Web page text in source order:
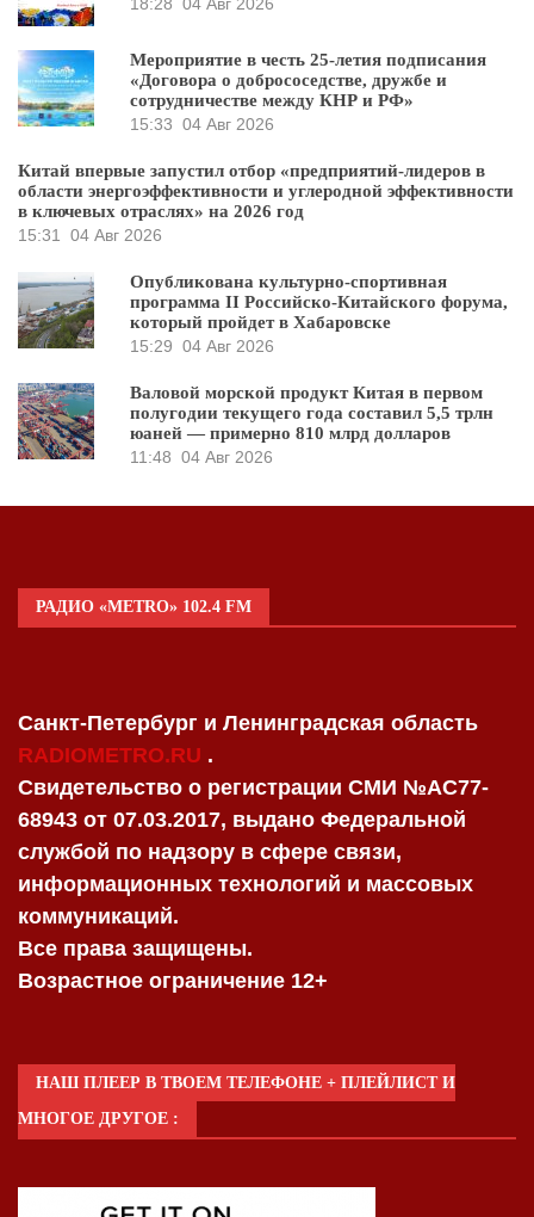
Мероприятие в честь 25-летия подписания
«Договора о добрососедстве, дружбе и
сотрудничестве между КНР и РФ»
15:33 04 Авг 2026
Китай впервые запустил отбор «предприятий-лидеров в
области энергоэффективности и углеродной эффективности
в ключевых отраслях» на 2026 год
15:31
04 Авг 2026
Опубликована культурно-спортивная
программа II Российско-Китайского форума,
который пройдет в Хабаровске
15:29 04 Авг 2026
Валовой морской продукт Китая в первом
полугодии текущего года составил 5,5 трлн
юаней — примерно 810 млрд долларов
11:48 04 Авг 2026
РАДИО «METRO» 102.4 FM
Санкт-Петербург и Ленинградская область
RADIOMETRO.RU .
Свидетельство о регистрации СМИ №AC77-
68943 от 07.03.2017, выдано Федеральной
службой по надзору в сфере связи,
информационных технологий и массовых
коммуникаций.
Все права защищены.
Возрастное ограничение 12+
НАШ ПЛЕЕР В ТВОЕМ ТЕЛЕФОНЕ + ПЛЕЙЛИСТ И
МНОГОЕ ДРУГОЕ :